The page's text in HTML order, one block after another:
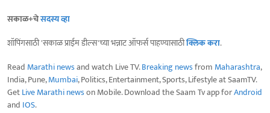
सकाळ+चेसदस्य व्हा
शॉपिंगसाठी 'सकाळ प्राईम डील्स'च्या भन्नाट ऑफर्स पाहण्यासाठीक्लिक करा.
Read Marathi newsand watch Live TV.Breaking newsfrom Maharashtra,
India, Pune,Mumbai, Politics, Entertainment, Sports, Lifestyle at SaamTV.
GetLive Marathi newson Mobile. Download the Saam Tv app forAndroid
and IOS.